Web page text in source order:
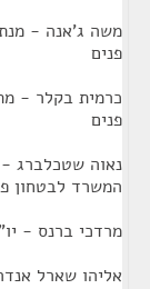
משה ג'אנה -
פנים
כרמית בקלר -
פנים
נאוה שטכלברג
המשרד לבטחון
מרדכי ברנס -
אליהו שארל